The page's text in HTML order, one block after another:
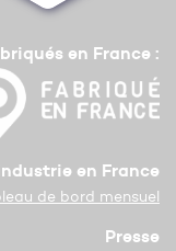
en France :
en France
de bord mensuel
Presse